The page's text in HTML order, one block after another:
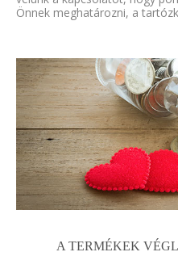
Önnek meghatározni, a
A TERMÉKEK